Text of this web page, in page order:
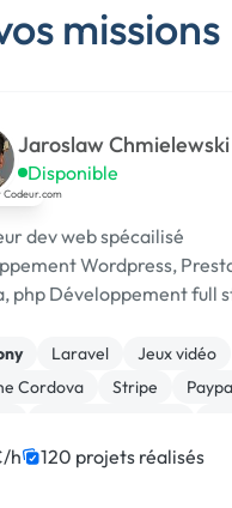
missions
Jaroslaw Chmielewski
Disponible
dev web spécailisé
Wordpress,
php Développement full
chat temp réel :
webrtc
Laravel
Jeux vidéo
Cordova
Stripe
HTML
h 120 projets réalisés